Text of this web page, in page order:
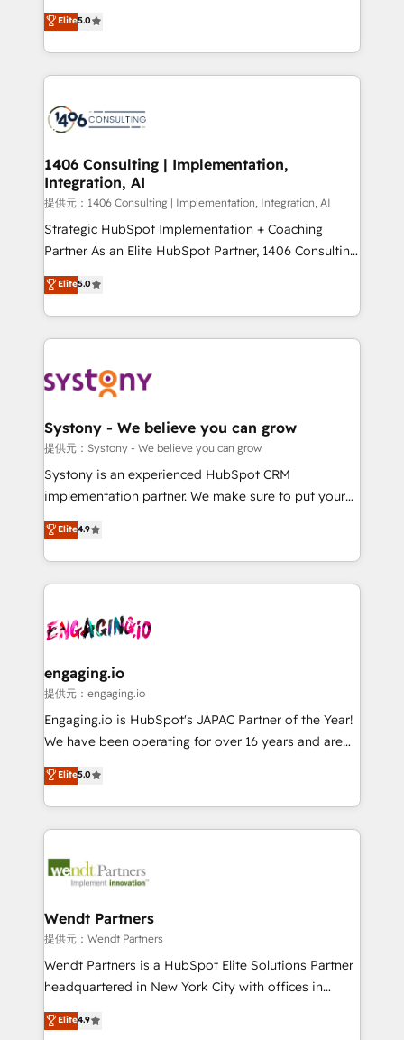
Inbound Campaign of the Year 🏆 Gold AVA Digital
Award for Best Website 🌟 Accreditations: CRM
expertise across Latin America and Southern
Europe, with teams across 7 countries. Born in Chile,
we combine local insight with international reach to
help businesses grow through technology, creativity,
500+ HubSpot implementations, building end-to-
inbound and loop marketing, content, and digital
creativity. Our multicultural team works in Spanish,
Portuguese, and English to design scalable strategies
that drive measurable growth. 🌎 Highlights: • 10+
years as a HubSpot partner. • 2023 Impact Awards:
Year LATAM 2022, 2023, 2024, 2025. • Partner of the
Year 2024. • Organizer of Aliados.ai (AI, marketing &
you grow faster, smarter, and with impact.
Elite5.0
1406 Consulting | Implementation,
Integration, AI
提供元：1406 Consulting | Implementation, Integration, AI
Strategic HubSpot Implementation + Coaching
Partner As an Elite HubSpot Partner, 1406 Consulting
helps mid-market revenue teams transform how
they sell, market, and serve. We don't just build your
HubSpot—we teach your team to own it, then stay
to help you keep winning. What We Do ⚙️ CRM
Data & Content 📈 Sales & Marketing Alignment +
Agent Creation 🔄 Custom Integrations & Data
Migration Why 1406 We become part of your team.
Your team learns while we build. We fix what others
broke. Built for mid-market reality—practical
constraints. By the Numbers 🏆 Top 1% of all
HubSpot partners 🔄 Top 5% globally in client
and sales ops at mid-market companies ready to
move beyond spreadsheets into unified systems
Elite5.0
Systony - We believe you can grow
提供元：Systony - We believe you can grow
Systony is an experienced HubSpot CRM
implementation partner. We make sure to put your
organization's needs and goals first and think along
with your organization. We are only satisfied once
you are too. Why Systony? - 20+ years of
experience with CRM, Marketing, Sales & Service
Own back-end developers - Complex data
View, SuperOffice) - Custom integrations (e.g. MS
Business Central, Navision, AX, SAP, Exact, AFAS) We
focus on growing B2B companies in the SME sector
such as manufacturing, SaaS, business services and
partner, we know how important user adoption is.
That's why we have developed a step-by-step
technology and people with each other. Together we
strive for optimal customer processes and
Elite4.9
engaging.io
提供元：engaging.io
Engaging.io is HubSpot's JAPAC Partner of the Year!
We have been operating for over 16 years and are
one of HubSpot's most experienced and technically
capable Agency Partners globally. We specialise in
complex CRM migrations, implementations,
integrations, custom CMS portal development,
businesses. Our teams are based in North America
Implementation Certified Partner and we contribute
to their advisory council. We strive to do 'good work
with good people' and have worked with incredible
brands. You can see some of them on our website,
Elite5.0
Wendt Partners
提供元：Wendt Partners
Wendt Partners is a HubSpot Elite Solutions Partner
headquartered in New York City with offices in
Toronto, London and Melbourne. As a global
HubSpot partner, we specialize in working with
Elite4.9